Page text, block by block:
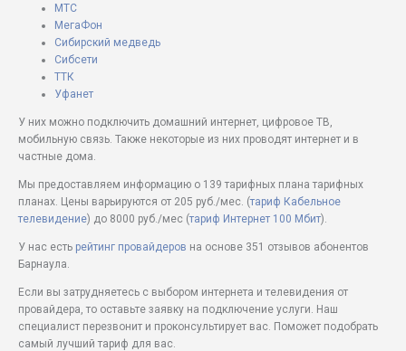
МТС
МегаФон
Сибирский медведь
Сибсети
ТТК
Уфанет
У них можно подключить домашний интернет, цифровое ТВ,
мобильную связь. Также некоторые из них проводят интернет и в
частные дома.
Мы предоставляем информацию о 139 тарифных плана тарифных
планах. Цены варьируются от 205 руб./мес. (тариф Кабельное
телевидение) до 8000 руб./мес (тариф Интернет 100 Мбит).
У нас есть рейтинг провайдеров на основе 351 отзывов абонентов
Барнаула.
Если вы затрудняетесь с выбором интернета и телевидения от
провайдера, то оставьте заявку на подключение услуги. Наш
специалист перезвонит и проконсультирует вас. Поможет подобрать
самый лучший тариф для вас.